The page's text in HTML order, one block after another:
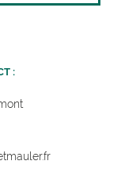
:
r